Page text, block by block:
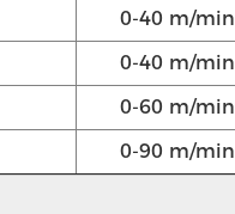
0-40 m/min
0-40 m/min
0-60 m/min
0-90 m/min